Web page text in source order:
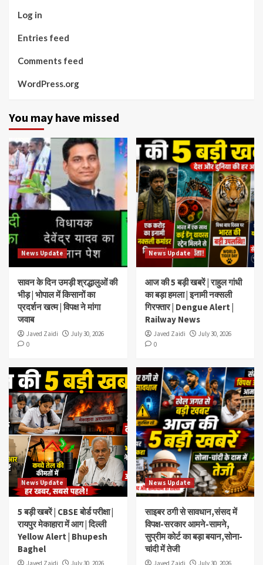
Log in
Entries feed
Comments feed
WordPress.org
You may have missed
News Update
सावन के दिन उमड़ी श्रद्धालुओं की
भीड़ | भोपाल में किसानों का
प्रदर्शन खत्म | विपक्ष ने मांगा
जवाब
Javed Zaidi
July 30, 2026
0
News Update
आज की 5 बड़ी खबरें | राहुल गांधी
का बड़ा हमला | इनामी नक्सली
गिरफ्तार | Dengue Alert |
Railway News
Javed Zaidi
July 30, 2026
0
News Update
5 बड़ी खबरें | CBSE बोर्ड परीक्षा |
रायपुर मेकाहारा में आग | दिल्ली
Yellow Alert | Bhupesh
Baghel
News Update
साइबर ठगी से सावधान,संसद में
विपक्ष-सरकार आमने-सामने,
सुप्रीम कोर्ट का बड़ा बयान,सोना-
चांदी में तेजी